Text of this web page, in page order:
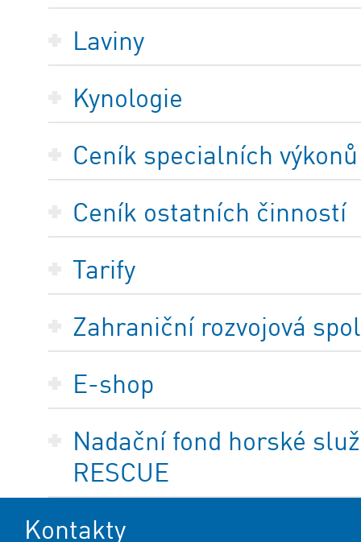
Laviny
Kynologie
Ceník specialních výkonů
Ceník ostatních činností
Tarify
Zahraniční rozvojová
E-shop
Nadační fond horské
RESCUE
Kontakty